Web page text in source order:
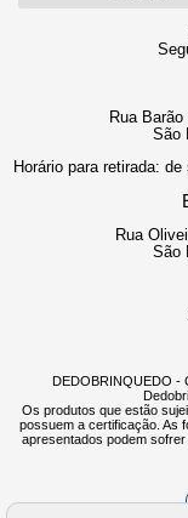
Rua
São
Horário para retirada:
Rua
São
DEDOBRINQUEDO -
Os produtos que estão
possuem a certificação. As
apresentados podem